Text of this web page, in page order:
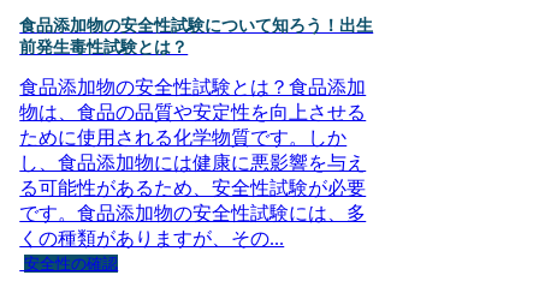
食品添加物の安全性試験について知ろう！出生
前発生毒性試験とは？
食品添加物の安全性試験とは？食品添加
物は、食品の品質や安定性を向上させる
ために使用される化学物質です。しか
し、食品添加物には健康に悪影響を与え
る可能性があるため、安全性試験が必要
です。食品添加物の安全性試験には、多
くの種類がありますが、その...
安全性の確認